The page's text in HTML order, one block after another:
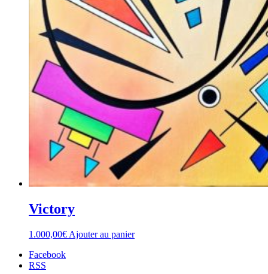
Victory
1.000,00€ Ajouter au panier
Facebook
RSS